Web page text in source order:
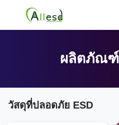
ผลิตภัณฑ์
วัสดุที่ปลอดภัย ESD